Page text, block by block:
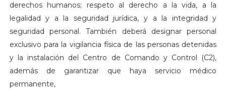
derechos humanos; respeto al derecho a la vida, a la
legalidad y a la seguridad jurídica, y a la integridad y
seguridad personal. También deberá designar personal
exclusivo para la vigilancia física de las personas detenidas
y la instalación del Centro de Comando y Control (C2),
además de garantizar que haya servicio médico
permanente,